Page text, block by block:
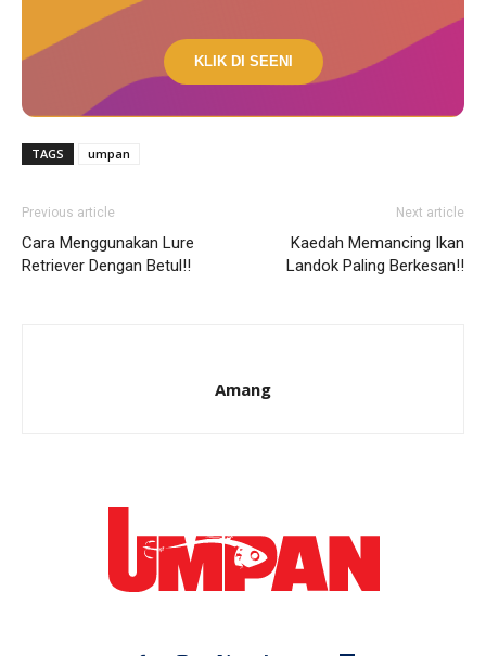
KLIK DI SEENI
TAGS umpan
Previous article
Cara Menggunakan Lure
Retriever Dengan Betul!!
Next article
Kaedah Memancing Ikan
Landok Paling Berkesan!!
Amang